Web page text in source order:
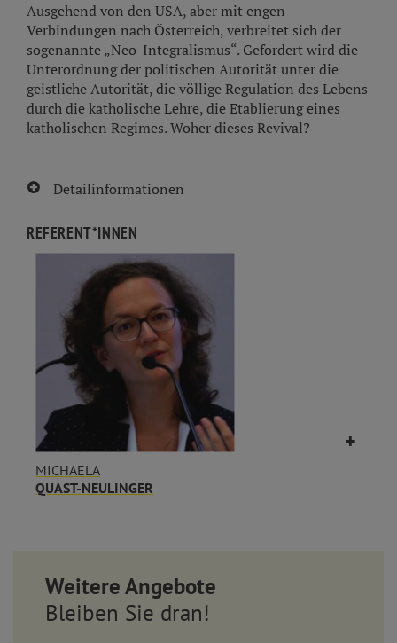
Ausgehend von den USA, aber mit engen
Verbindungen nach Österreich, verbreitet sich der
sogenannte „Neo-Integralismus“. Gefordert wird die
Unterordnung der politischen Autorität unter die
geistliche Autorität, die völlige Regulation des Lebens
durch die katholische Lehre, die Etablierung eines
katholischen Regimes. Woher dieses Revival?
Detailinformationen
REFERENT*INNEN
MICHAELA
QUAST-NEULINGER
Weitere Angebote
Bleiben Sie dran!